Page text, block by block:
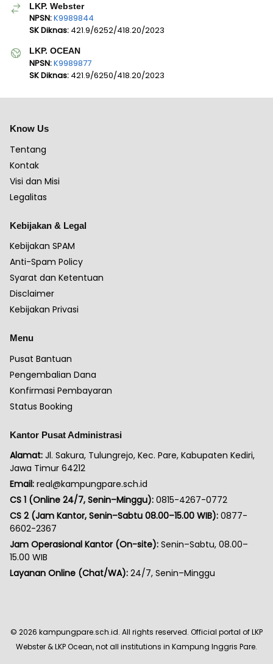
LKP. Webster
NPSN:K9989844
SK Diknas: 421.9/6252/418.20/2023
LKP. OCEAN
NPSN:K9989877
SK Diknas: 421.9/6250/418.20/2023
Know Us
Tentang
Kontak
Visi dan Misi
Legalitas
Kebijakan & Legal
Kebijakan SPAM
Anti-Spam Policy
Syarat dan Ketentuan
Disclaimer
Kebijakan Privasi
Menu
Pusat Bantuan
Pengembalian Dana
Konfirmasi Pembayaran
Status Booking
Kantor Pusat Administrasi
Alamat: Jl. Sakura, Tulungrejo, Kec. Pare, Kabupaten Kediri,
Jawa Timur 64212
Email: real@kampungpare.sch.id
CS 1 (Online 24/7, Senin–Minggu): 0815-4267-0772
CS 2 (Jam Kantor, Senin–Sabtu 08.00–15.00 WIB): 0877-
6602-2367
Jam Operasional Kantor (On-site): Senin–Sabtu, 08.00–
15.00 WIB
Layanan Online (Chat/WA): 24/7, Senin–Minggu
© 2026 kampungpare.sch.id. All rights reserved. Official portal of LKP
Webster & LKP Ocean, not all institutions in Kampung Inggris Pare.